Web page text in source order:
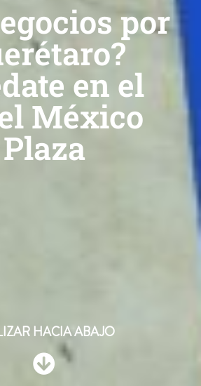
por
en el
México
Plaza
HACIA ABAJO